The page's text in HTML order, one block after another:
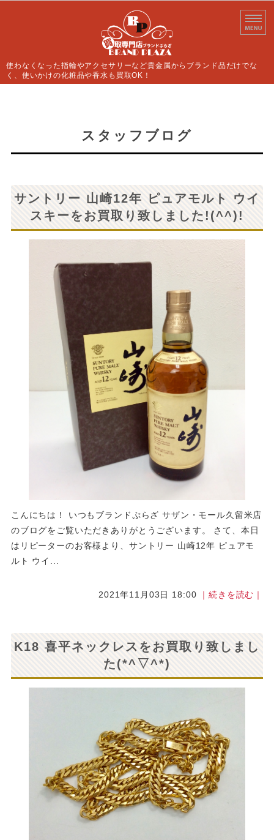
使わなくなった指輪やアクセサリーなど貴金属からブランド品だけでな
く、使いかけの化粧品や香水も買取OK！
よくあるご質問
お問い合わせ
スタッフブログ
サントリー 山崎12年 ピュアモルト ウイ
スキーをお買取り致しました!(^^)!
こんにちは！ いつもブランドぷらざ サザン・モール久留米店
のブログをご覧いただきありがとうございます。 さて、本日
はリピーターのお客様より、サントリー 山崎12年 ピュアモ
ルト ウイ...
2021年11月03日 18:00 ｜続きを読む｜
K18 喜平ネックレスをお買取り致しまし
た(*^▽^*)